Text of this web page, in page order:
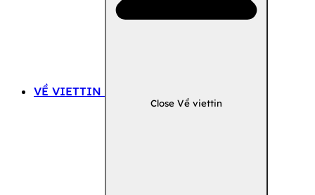
VỀ VIETTIN
Close Về viettin